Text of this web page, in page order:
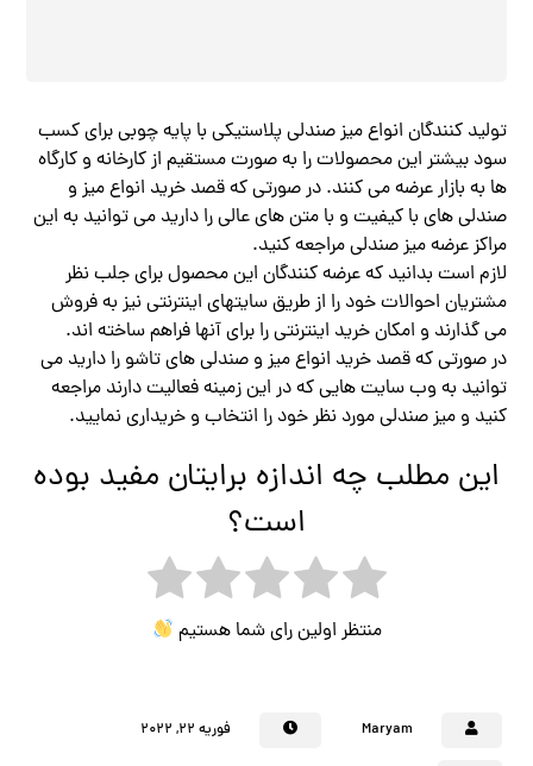
تولید کنندگان انواع میز صندلی پلاستیکی با پایه چوبی برای کسب
سود بیشتر این محصولات را به صورت مستقیم از کارخانه و کارگاه
ها به بازار عرضه می کنند. در صورتی که قصد خرید انواع میز و
صندلی های با کیفیت و با متن های عالی را دارید می توانید به این
مراکز عرضه میز صندلی مراجعه کنید.
لازم است بدانید که عرضه‌ کنندگان این محصول برای جلب نظر
مشتریان احوالات خود را از طریق سایتهای اینترنتی نیز به فروش
می گذارند و امکان خرید اینترنتی را برای آنها فراهم ساخته اند.
در صورتی که قصد خرید انواع میز و صندلی های تاشو را دارید می
توانید به وب سایت هایی که در این زمینه فعالیت دارند مراجعه
کنید و میز صندلی مورد نظر خود را انتخاب و خریداری نمایید.
این مطلب چه اندازه برایتان مفید بوده
است؟
منتظر اولین رای شما هستیم
Maryam فوریه ۲۲, ۲۰۲۲